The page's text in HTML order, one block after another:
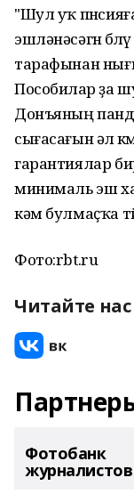
"Шул уҡ
эшләнәсәгҽн
тарафынан
Пособиҽлар ҙа
Донъяның
сығасағын әлҽ
гарантиялар
минималь эш
кәм булмаҫҡа
Фото:rbt.ru
Читайте нас
Фотобанк